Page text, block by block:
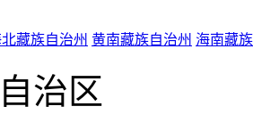
藏族自治州 黄南藏族自治州 海南藏
治区